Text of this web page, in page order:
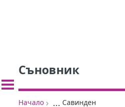
Съновник
Начало › ... Савинден